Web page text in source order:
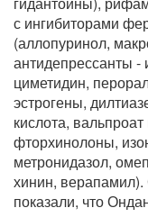
с ингибиторами
(аллопуринол,
антидепрессанты
циметидин,
эстрогены,
кислота,
фторхинолоны,
метронидазол,
хинин,
показали, что